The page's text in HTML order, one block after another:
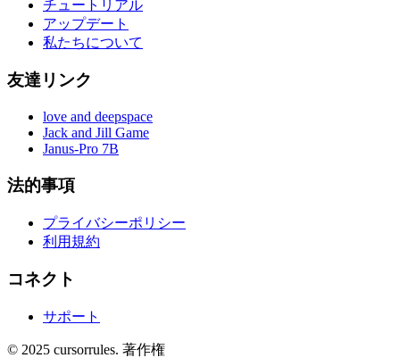
チュートリアル
アップデート
私たちについて
友達リンク
love and deepspace
Jack and Jill Game
Janus-Pro 7B
法的事項
プライバシーポリシー
利用規約
コネクト
サポート
© 2025 cursorrules. 著作権